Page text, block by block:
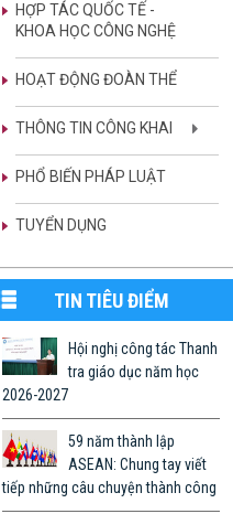
HỢP TÁC QUỐC TẾ -
KHOA HỌC CÔNG NGHỆ
HOẠT ĐỘNG ĐOÀN THỂ
THÔNG TIN CÔNG KHAI
PHỔ BIẾN PHÁP LUẬT
TUYỂN DỤNG
TIN TIÊU ĐIỂM
Hội nghị công tác Thanh
tra giáo dục năm học
2026-2027
59 năm thành lập
ASEAN: Chung tay viết
tiếp những câu chuyện thành công